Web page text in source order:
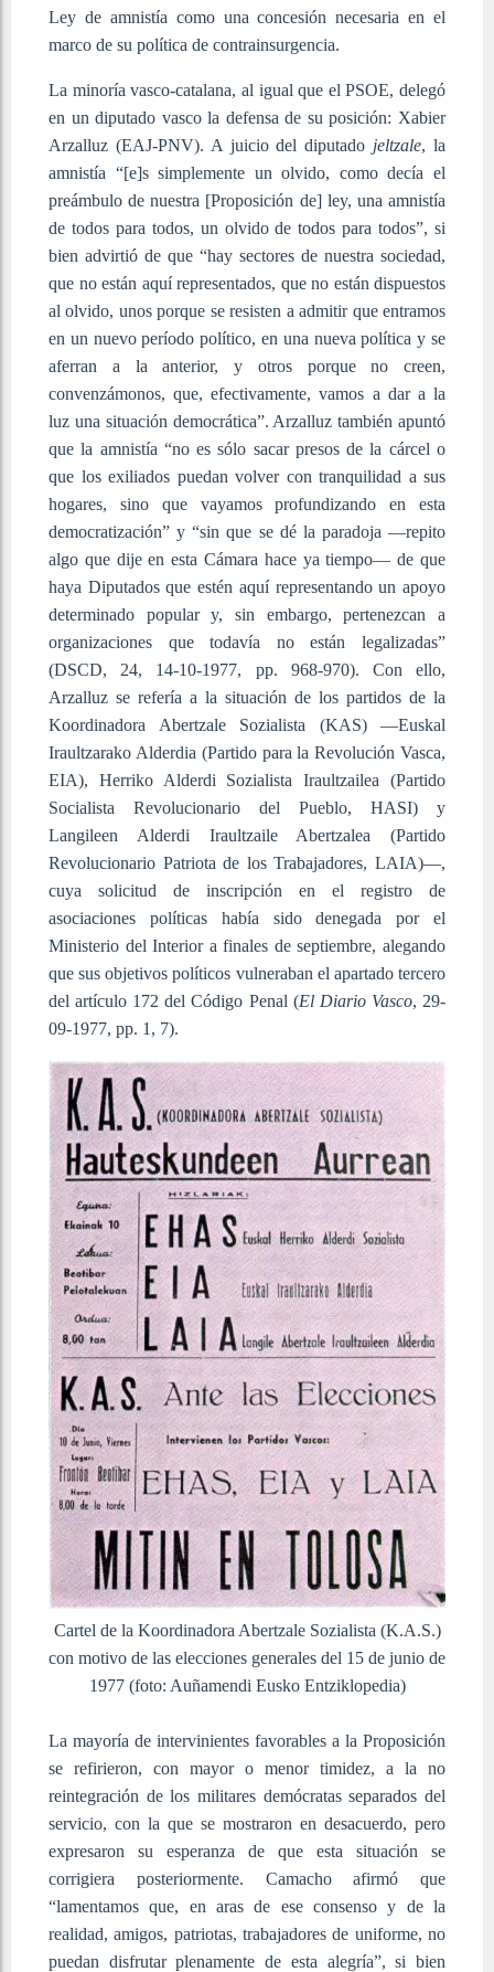
Ley de amnistía como una concesión necesaria en el
marco de su política de contrainsurgencia.
La minoría vasco-catalana, al igual que el PSOE, delegó
en un diputado vasco la defensa de su posición: Xabier
Arzalluz (EAJ-PNV). A juicio del diputado jeltzale, la
amnistía “[e]s simplemente un olvido, como decía el
preámbulo de nuestra [Proposición de] ley, una amnistía
de todos para todos, un olvido de todos para todos”, si
bien advirtió de que “hay sectores de nuestra sociedad,
que no están aquí representados, que no están dispuestos
al olvido, unos porque se resisten a admitir que entramos
en un nuevo período político, en una nueva política y se
aferran a la anterior, y otros porque no creen,
convenzámonos, que, efectivamente, vamos a dar a la
luz una situación democrática”. Arzalluz también apuntó
que la amnistía “no es sólo sacar presos de la cárcel o
que los exiliados puedan volver con tranquilidad a sus
hogares, sino que vayamos profundizando en esta
democratización” y “sin que se dé la paradoja ―repito
algo que dije en esta Cámara hace ya tiempo― de que
haya Diputados que estén aquí representando un apoyo
determinado popular y, sin embargo, pertenezcan a
organizaciones que todavía no están legalizadas”
(DSCD, 24, 14-10-1977, pp. 968-970). Con ello,
Arzalluz se refería a la situación de los partidos de la
Koordinadora Abertzale Sozialista (KAS) —Euskal
Iraultzarako Alderdia (Partido para la Revolución Vasca,
EIA), Herriko Alderdi Sozialista Iraultzailea (Partido
Socialista Revolucionario del Pueblo, HASI) y
Langileen Alderdi Iraultzaile Abertzalea (Partido
Revolucionario Patriota de los Trabajadores, LAIA)—,
cuya solicitud de inscripción en el registro de
asociaciones políticas había sido denegada por el
Ministerio del Interior a finales de septiembre, alegando
que sus objetivos políticos vulneraban el apartado tercero
del artículo 172 del Código Penal (El Diario Vasco, 29-
09-1977, pp. 1, 7).
Cartel de la Koordinadora Abertzale Sozialista (K.A.S.)
con motivo de las elecciones generales del 15 de junio de
1977 (foto: Auñamendi Eusko Entziklopedia)
La mayoría de intervinientes favorables a la Proposición
se refirieron, con mayor o menor timidez, a la no
reintegración de los militares demócratas separados del
servicio, con la que se mostraron en desacuerdo, pero
expresaron su esperanza de que esta situación se
corrigiera posteriormente. Camacho afirmó que
“lamentamos que, en aras de ese consenso y de la
realidad, amigos, patriotas, trabajadores de uniforme, no
puedan disfrutar plenamente de esta alegría”, si bien